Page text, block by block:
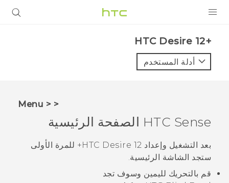
VIVE
VIVERSE
البرامج + التطبيقات
الدعم
HTC Desire 12+‎
أدلة المستخدم
< < Menu
HTC Sense الصفحة الرئيسية
بعد التشغيل وإعداد HTC Desire 12+
للمرة الأولى
ستجد الشاشة
الرئيسية.
قم بالتحريك لليمين وسوف تجد